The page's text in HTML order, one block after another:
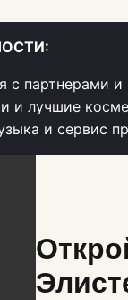
с партнерами и
и лучшие
и сервис